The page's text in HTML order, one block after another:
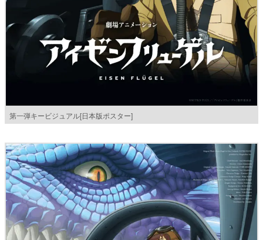
第一弾キービジュアル[日本版ポスター]